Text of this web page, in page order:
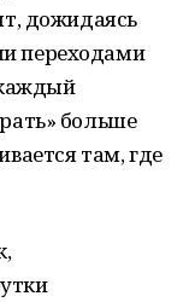
дожидаясь
переходами
больше
там, где